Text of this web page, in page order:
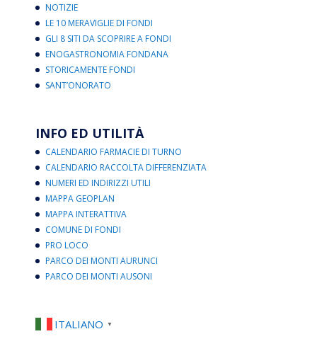
NOTIZIE
LE 10 MERAVIGLIE DI FONDI
GLI 8 SITI DA SCOPRIRE A FONDI
ENOGASTRONOMIA FONDANA
STORICAMENTE FONDI
SANT’ONORATO
INFO ED UTILITÀ
CALENDARIO FARMACIE DI TURNO
CALENDARIO RACCOLTA DIFFERENZIATA
NUMERI ED INDIRIZZI UTILI
MAPPA GEOPLAN
MAPPA INTERATTIVA
COMUNE DI FONDI
PRO LOCO
PARCO DEI MONTI AURUNCI
PARCO DEI MONTI AUSONI
ITALIANO ▼